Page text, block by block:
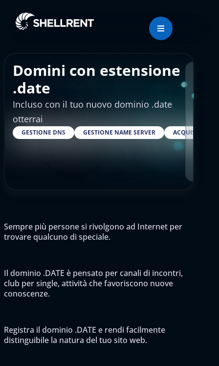
Domini con estensione
.date
Incluso con il tuo nuovo dominio .date
otterrai
GESTIONE DNS GESTIONE NAME SERVER ACQUISTARE
Sempre più persone si rivolgono ad Internet per
trovare qualcuno di speciale.
Il dominio .DATE è pensato per canali di incontri,
club per single, attività che favoriscono nuove
conoscenze.
Registra il dominio .DATE e rendi facilmente
distinguibile la natura del tuo sito web.